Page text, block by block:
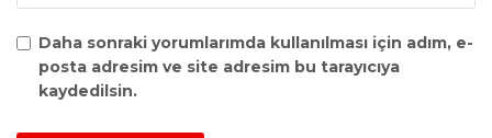
Daha sonraki yorumlarımda kullanılması için adım, e-
posta adresim ve site adresim bu tarayıcıya
kaydedilsin.